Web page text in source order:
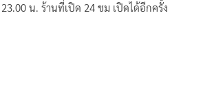
น. ร้านที่เปิด 24 ชม เปิดได้อีกครั้ง